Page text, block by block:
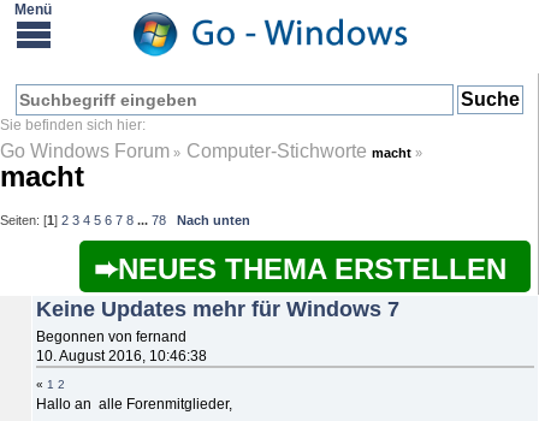
Go Windows Forum » Computer-Stichwortemacht »
macht
Seiten: [1] 2 3 4 5 6 7 8 ... 78 Nach unten
NEUES THEMA ERSTELLEN
Keine Updates mehr für Windows 7
Begonnen von fernand
10. August 2016, 10:46:38
« 1 2
Hallo an alle Forenmitglieder,